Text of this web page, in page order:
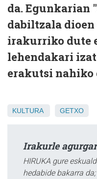
da. Egunkarian
dabiltzala
irakurriko dute
lehendakari
erakutsi nahiko
KULTURA GETXO
Irakurle
HIRUKA gure
hedabide bakarra